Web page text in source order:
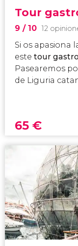
Tour
9 / 10 12
Si os apasiona
este tour
Pasearemos
de Liguria
65 €